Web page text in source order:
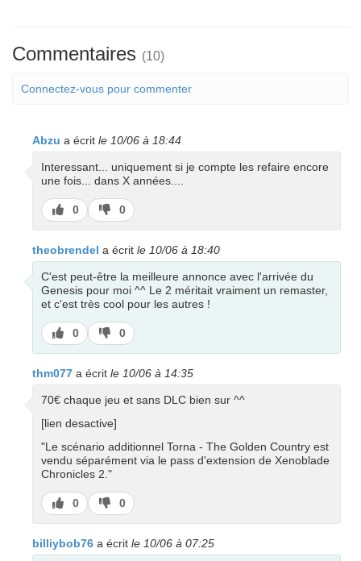
Commentaires (10)
Connectez-vous pour commenter
Abzu a écrit le 10/06 à 18:44
Interessant... uniquement si je compte les refaire encore
une fois... dans X années....
J’aime
0
J’aime
pas
0
theobrendel a écrit le 10/06 à 18:40
C'est peut-être la meilleure annonce avec l'arrivée du
Genesis pour moi ^^ Le 2 méritait vraiment un remaster,
et c'est très cool pour les autres !
J’aime
0
J’aime
pas
0
thm077 a écrit le 10/06 à 14:35
70€ chaque jeu et sans DLC bien sur ^^
[lien desactive]
"Le scénario additionnel Torna - The Golden Country est
vendu séparément via le pass d'extension de Xenoblade
Chronicles 2."
J’aime
0
J’aime
pas
0
billiybob76 a écrit le 10/06 à 07:25